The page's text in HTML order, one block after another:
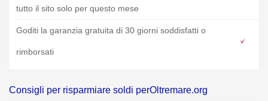
tutto il sito solo per questo mese
Goditi la garanzia gratuita di 30 giorni soddisfatti o
rimborsati
Consigli per risparmiare soldi perOltremare.org